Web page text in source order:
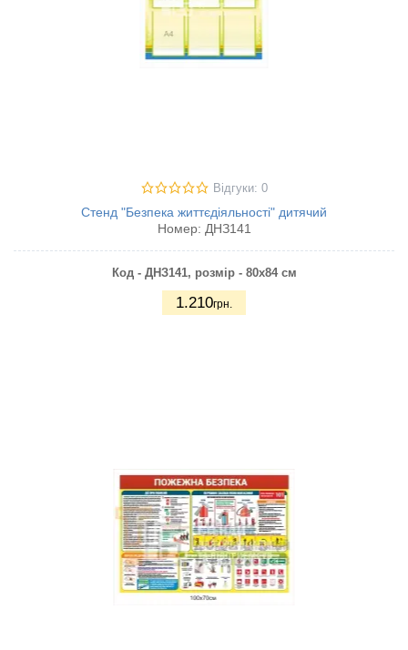
Відгуки: 0
Стенд "Безпека життєдіяльності" дитячий
Номер: ДНЗ141
Код - ДНЗ141, розмір - 80х84 см
1.210грн.